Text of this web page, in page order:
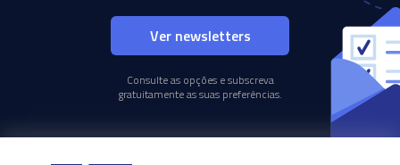
Ver newsletters
Consulte as opções e subscreva
gratuitamente as suas preferências.